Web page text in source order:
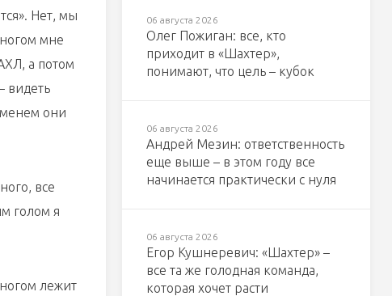
Нет, мы
мне
а потом
видеть
они
все
голом я
лежит
06 августа 2026
Олег Пожиган: все, кто
приходит в «Шахтер»,
понимают, что цель – кубок
06 августа 2026
Андрей Мезин: ответственность
еще выше – в этом году все
начинается практически с нуля
06 августа 2026
Егор Кушнеревич: «Шахтер» –
все та же голодная команда,
которая хочет расти